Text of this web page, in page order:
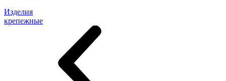
Изделия
крепежные